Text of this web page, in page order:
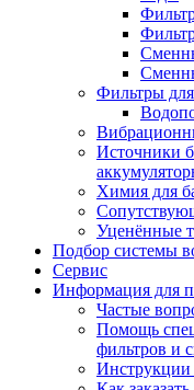
Фильтры
Источники
Химия для
Уценённые
Подбор системы
Сервис
Информация для
Частые
Помощь
фильтров и
Инструкции